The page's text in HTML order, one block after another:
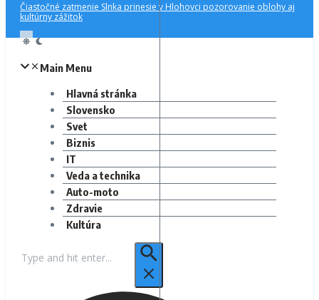
Čiastočné zatmenie Slnka prinesie v Hlohovci pozorovanie oblohy aj
kultúrny zážitok
Main Menu
Hlavná stránka
Slovensko
Svet
Biznis
IT
Veda a technika
Auto-moto
Zdravie
Kultúra